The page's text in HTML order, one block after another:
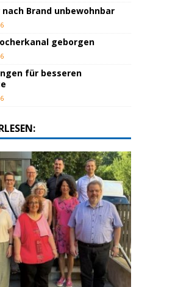
Brand unbewohnbar
geborgen
für besseren